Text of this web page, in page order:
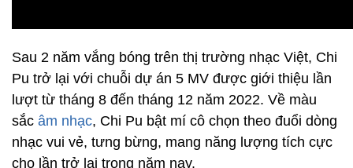
Sau 2 năm vắng bóng trên thị trường nhạc Việt, Chi
Pu trở lại với chuỗi dự án 5 MV được giới thiệu lần
lượt từ tháng 8 đến tháng 12 năm 2022. Về màu
sắc âm nhạc, Chi Pu bật mí cô chọn theo đuổi dòng
nhạc vui vẻ, tưng bừng, mang năng lượng tích cực
cho lần trở lại trong năm nay.